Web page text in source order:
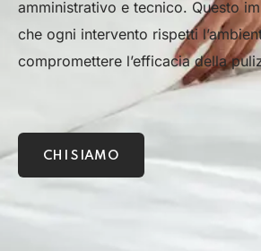
amministrativo e tecnico. Questo
che ogni intervento rispetti
compromettere l’efficacia della
CHI SIAMO